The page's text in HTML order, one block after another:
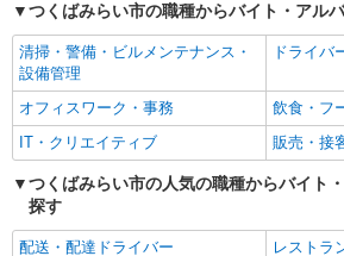
つくばみらい市の職種からバイト・アル
清掃・警備・ビルメンテナンス・
設備管理
ドライバ
オフィスワーク・事務
飲食・フ
IT・クリエイティブ
販売・接
つくばみらい市の人気の職種からバイト
探す
配送・配達ドライバー
レストラ